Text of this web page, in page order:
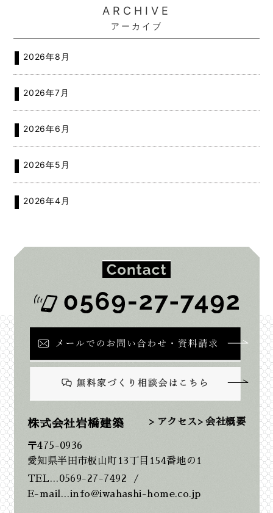
ARCHIVE
アーカイブ
2026年8月
2026年7月
2026年6月
2026年5月
2026年4月
2025年12月
2025年11月
2025年10月
2025年9月
2025年8月
2025年7月
株式会社岩橋建築
〒475-0936
愛知県半田市板山町13丁目154番地の1
TEL…0569-27-7492 /
E-mail…info@iwahashi-home.co.jp
> アクセス> 会社概要